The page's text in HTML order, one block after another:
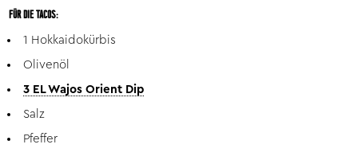
FÜR DIE TACOS:
1 Hokkaidokürbis
Olivenöl
3 EL Wajos Orient Dip
Salz
Pfeffer